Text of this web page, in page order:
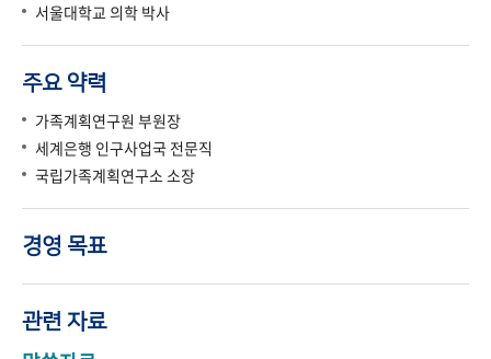
서울대학교 의학 박사
주요 약력
가족계획연구원 부원장
세계은행 인구사업국 전문직
국립가족계획연구소 소장
경영 목표
관련 자료